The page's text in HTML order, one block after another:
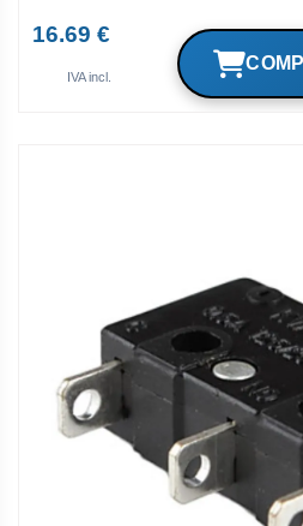
16.69 €
IVA incl.